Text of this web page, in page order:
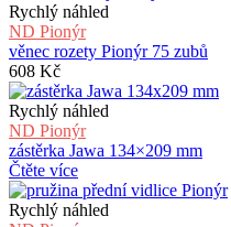
Rychlý náhled
ND Pionýr
věnec rozety Pionýr 75 zubů
608 Kč
Rychlý náhled
ND Pionýr
zástěrka Jawa 134×209 mm
Čtěte více
Rychlý náhled